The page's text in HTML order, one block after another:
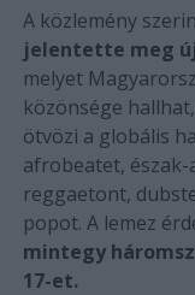
A közlemény
jelentette meg
melyet
közönsége
ötvözi a globális
afrobeatet,
reggaetont,
popot. A lemez
mintegy
17-et.